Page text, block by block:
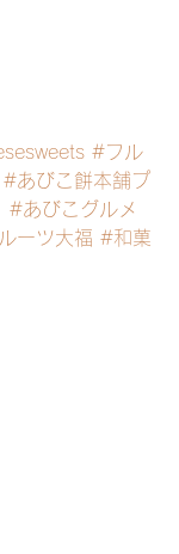
#フル
#あびこ餅本舗プ
#あびこグルメ
ーツ大福 #和菓